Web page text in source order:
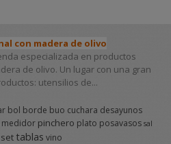
con madera de olivo
especializada en productos
de olivo. Un lugar con una gran
utensilios de...
bol borde buo cuchara desayunos
medidor pinchero plato posavasos sal
set tablas vino